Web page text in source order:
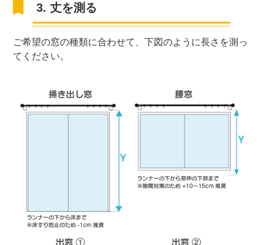
3. 丈を測る
ご希望の窓の種類に合わせて、下図のように長さを測っ
てください。